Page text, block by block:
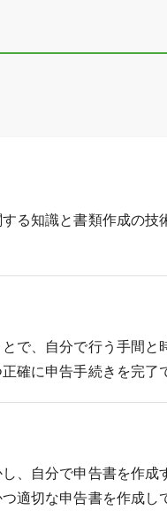
る知識と書類作成の技
で、自分で行う手間と
確に申告手続きを完了
、自分で申告書を作成
適切な申告書を作成し